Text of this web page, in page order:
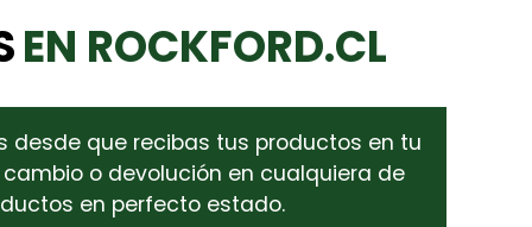
EN ROCKFORD.CL
que recibas tus productos en tu
o devolución en cualquiera de
en perfecto estado.